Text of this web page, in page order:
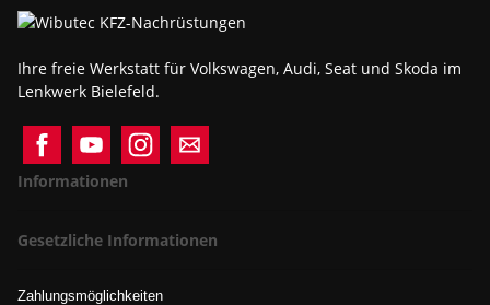
Ihre freie Werkstatt für Volkswagen, Audi, Seat und Skoda im
Lenkwerk Bielefeld.
Informationen
Gesetzliche Informationen
Zahlungsmöglichkeiten